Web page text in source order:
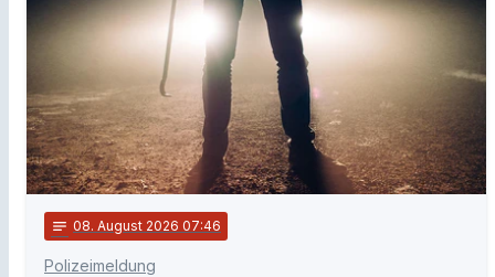
notes 08. August 2026 07:46
Polizeimeldung